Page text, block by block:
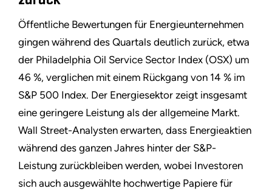
Öffentliche Bewertungen für Energieunternehmen
gingen während des Quartals deutlich zurück, etwa
der Philadelphia Oil Service Sector Index (OSX) um
46 %, verglichen mit einem Rückgang von 14 % im
S&P 500 Index. Der Energiesektor zeigt insgesamt
eine geringere Leistung als der allgemeine Markt.
Wall Street-Analysten erwarten, dass Energieaktien
während des ganzen Jahres hinter der S&P-
Leistung zurückbleiben werden, wobei Investoren
sich auch ausgewählte hochwertige Papiere für